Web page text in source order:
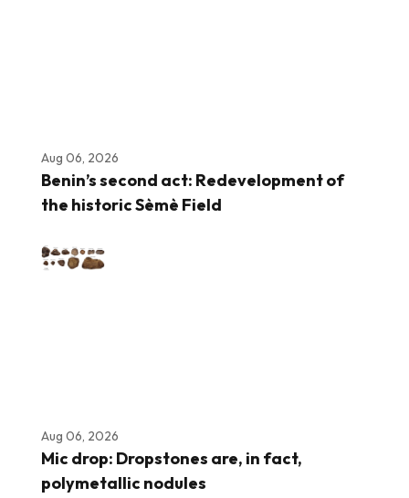
Aug 06, 2026
Benin’s second act: Redevelopment of
the historic Sèmè Field
Aug 06, 2026
Mic drop: Dropstones are, in fact,
polymetallic nodules